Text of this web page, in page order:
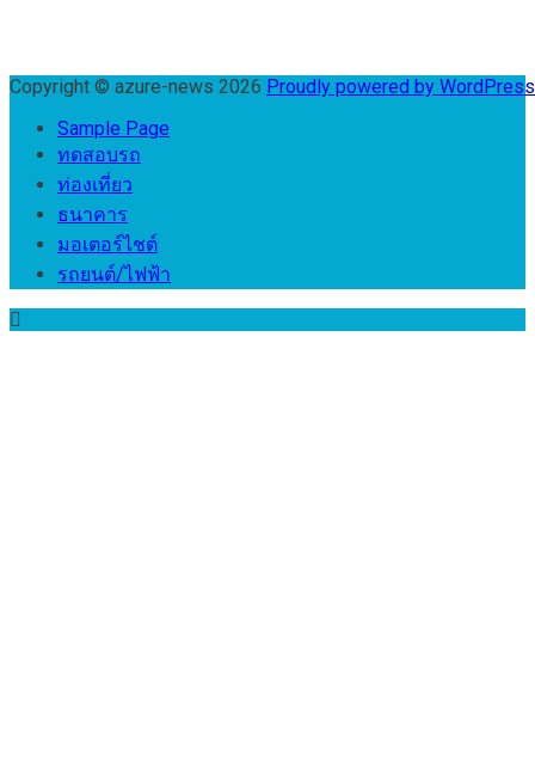
Copyright © azure-news 2026 Proudly powered by
Sample Page
ทดสอบรถ
ท่องเที่ยว
ธนาคาร
มอเตอร์ไชต์
รถยนต์/ไฟฟ้า